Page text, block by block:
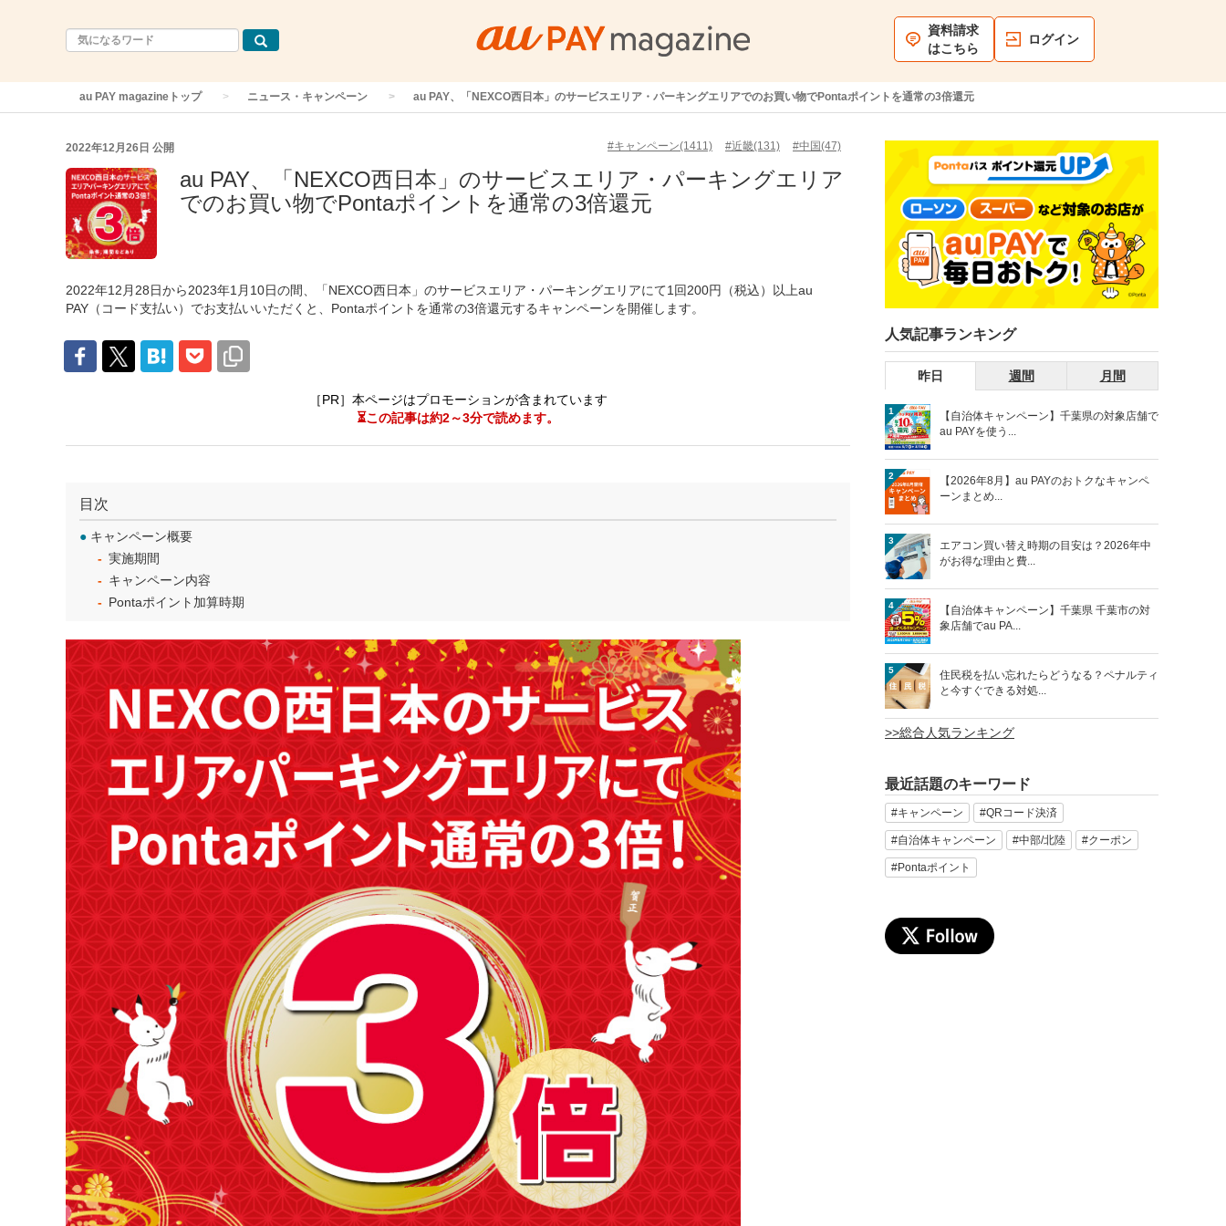
資料請求
はこちら
ログイン
au PAY magazineトップ ニュース・キャンペーン au PAY、「NEXCO西日本」のサービスエリア・パーキングエリアでのお買い物でPontaポイントを通常の3倍還元
2022年12月26日 公開 #キャンペーン(1411) #近畿(131) #中国(47)
au PAY、「NEXCO西日本」のサービスエリア・パーキングエリア
でのお買い物でPontaポイントを通常の3倍還元
2022年12月28日から2023年1月10日の間、「NEXCO西日本」のサービスエリア・パーキングエリアにて1回200円（税込）以上au
PAY（コード支払い）でお支払いいただくと、Pontaポイントを通常の3倍還元するキャンペーンを開催します。
［PR］本ページはプロモーションが含まれています
⏳この記事は約2～3分で読めます。
目次
● キャンペーン概要
実施期間
キャンペーン内容
Pontaポイント加算時期
人気記事ランキング
昨日 週間 月間
1
【自治体キャンペーン】千葉県の対象店舗で
au PAYを使う...
2
【2026年8月】au PAYのおトクなキャンペ
ーンまとめ...
3
エアコン買い替え時期の目安は？2026年中
がお得な理由と費...
4
【自治体キャンペーン】千葉県 千葉市の対
象店舗でau PA...
5
住民税を払い忘れたらどうなる？ペナルティ
と今すぐできる対処...
>>総合人気ランキング
最近話題のキーワード
#キャンペーン #QRコード決済
#自治体キャンペーン #中部/北陸 #クーポン
#Pontaポイント